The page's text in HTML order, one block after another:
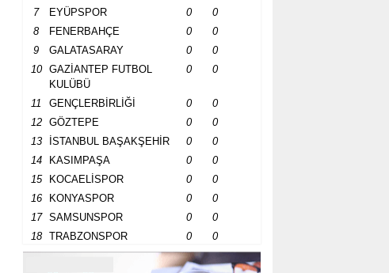
7
EYÜPSPOR 0
0
8
FENERBAHÇE 0
0
9
GALATASARAY 0
0
10
GAZİANTEP FUTBOL
KULÜBÜ
0 0
11 GENÇLERBİRLİĞİ 0
0
12
GÖZTEPE 0
0
13
İSTANBUL BAŞAKŞEHİR 0
0
14
KASIMPAŞA 0
0
15
KOCAELİSPOR 0
0
16
KONYASPOR 0
0
17
SAMSUNSPOR 0
0
18
TRABZONSPOR 0 0